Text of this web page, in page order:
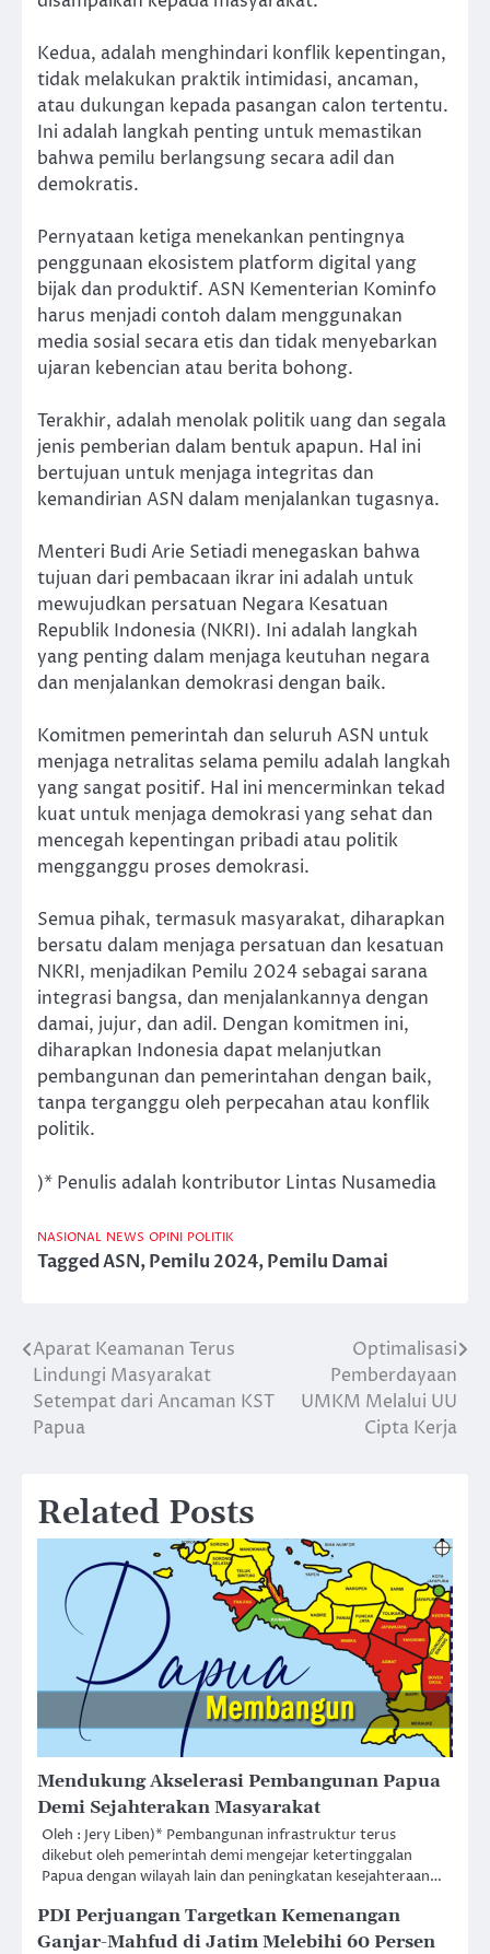
Kedua, adalah menghindari konflik kepentingan,
tidak melakukan praktik intimidasi, ancaman,
atau dukungan kepada pasangan calon tertentu.
Ini adalah langkah penting untuk memastikan
bahwa pemilu berlangsung secara adil dan
demokratis.
Pernyataan ketiga menekankan pentingnya
penggunaan ekosistem platform digital yang
bijak dan produktif. ASN Kementerian Kominfo
harus menjadi contoh dalam menggunakan
media sosial secara etis dan tidak menyebarkan
ujaran kebencian atau berita bohong.
Terakhir, adalah menolak politik uang dan segala
jenis pemberian dalam bentuk apapun. Hal ini
bertujuan untuk menjaga integritas dan
kemandirian ASN dalam menjalankan tugasnya.
Menteri Budi Arie Setiadi menegaskan bahwa
tujuan dari pembacaan ikrar ini adalah untuk
mewujudkan persatuan Negara Kesatuan
Republik Indonesia (NKRI). Ini adalah langkah
yang penting dalam menjaga keutuhan negara
dan menjalankan demokrasi dengan baik.
Komitmen pemerintah dan seluruh ASN untuk
menjaga netralitas selama pemilu adalah langkah
yang sangat positif. Hal ini mencerminkan tekad
kuat untuk menjaga demokrasi yang sehat dan
mencegah kepentingan pribadi atau politik
mengganggu proses demokrasi.
Semua pihak, termasuk masyarakat, diharapkan
bersatu dalam menjaga persatuan dan kesatuan
NKRI, menjadikan Pemilu 2024 sebagai sarana
integrasi bangsa, dan menjalankannya dengan
damai, jujur, dan adil. Dengan komitmen ini,
diharapkan Indonesia dapat melanjutkan
pembangunan dan pemerintahan dengan baik,
tanpa terganggu oleh perpecahan atau konflik
politik.
)* Penulis adalah kontributor Lintas Nusamedia
NASIONAL NEWS OPINI POLITIK
TaggedASN,Pemilu 2024,Pemilu Damai
Post
navigation
Aparat Keamanan Terus
Lindungi Masyarakat
Setempat dari Ancaman KST
Papua
Optimalisasi
Pemberdayaan
UMKM Melalui UU
Cipta Kerja
Related Posts
Mendukung Akselerasi Pembangunan Papua
Demi Sejahterakan Masyarakat
Oleh : Jery Liben)* Pembangunan infrastruktur terus
dikebut oleh pemerintah demi mengejar ketertinggalan
Papua dengan wilayah lain dan peningkatan kesejahteraan…
PDI Perjuangan Targetkan Kemenangan
Ganjar-Mahfud di Jatim Melebihi 60 Persen